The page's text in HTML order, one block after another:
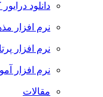
دانلود
نرم افزار
نرم افزار
نرم افزار
مقالات